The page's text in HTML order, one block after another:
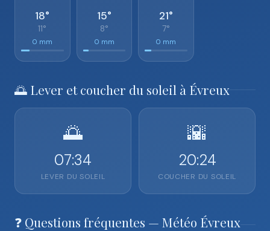
18°
11°
0 mm
15°
8°
0 mm
21°
7°
0 mm
🌅 Lever et coucher du soleil à Évreux
🌅
07:34
LEVER DU SOLEIL
🌇
20:24
COUCHER DU SOLEIL
❓ Questions fréquentes — Météo Évreux